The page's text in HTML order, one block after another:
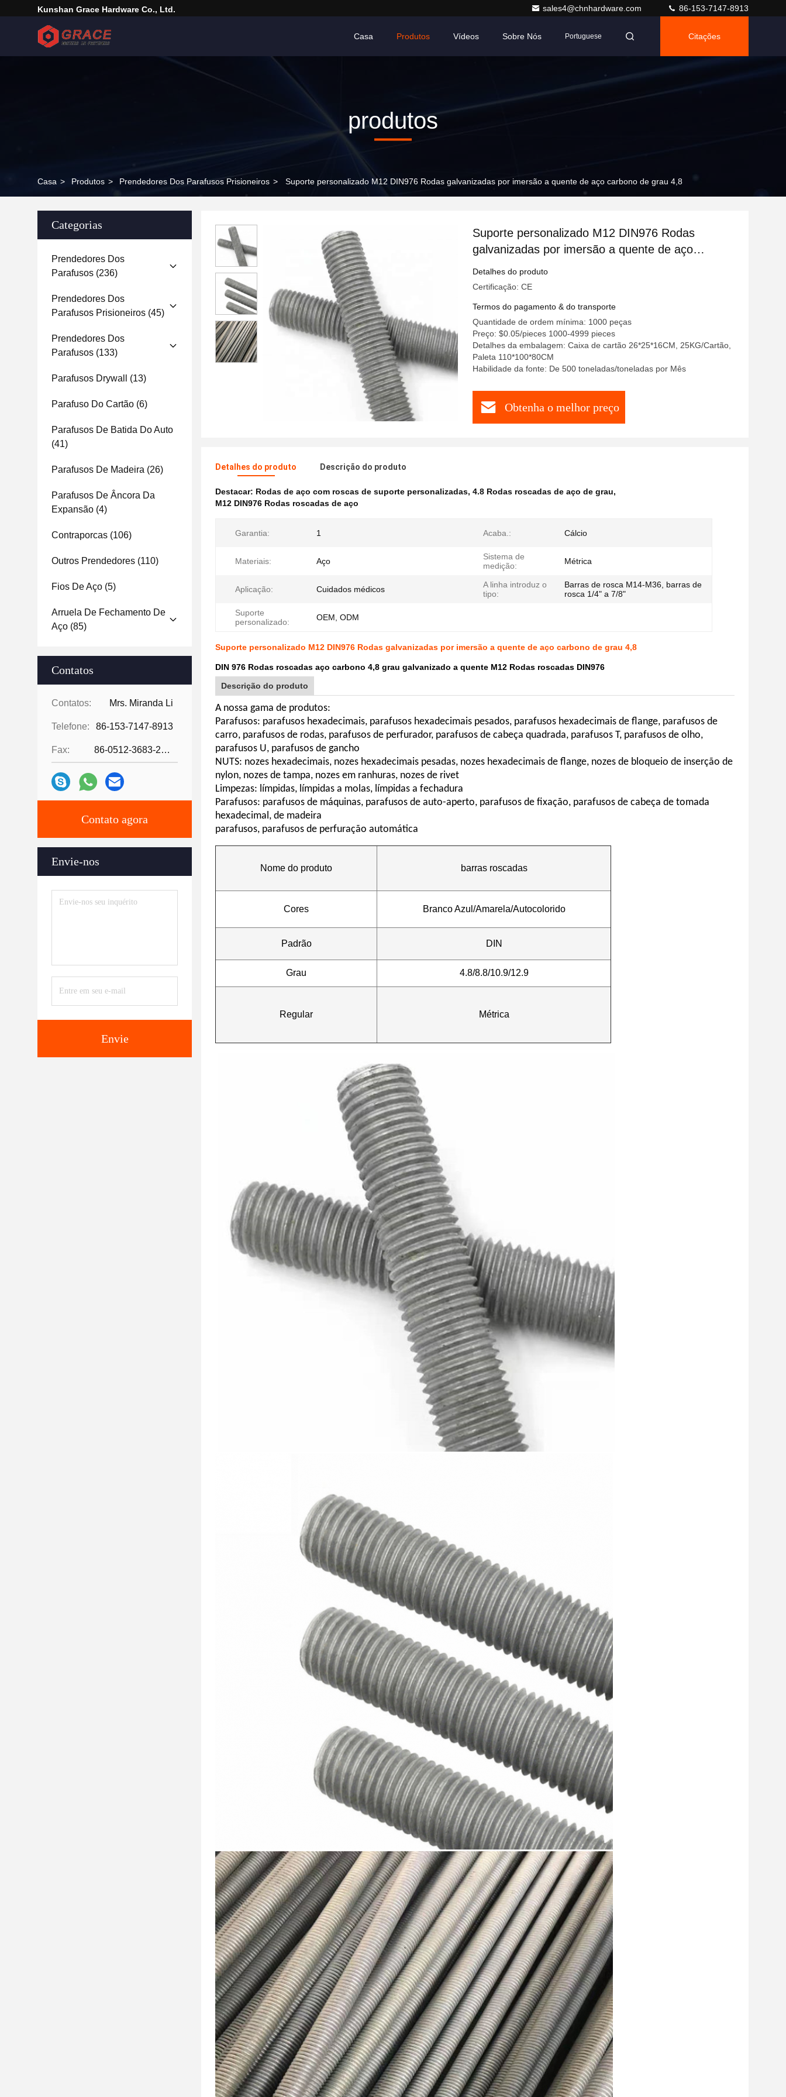
Kunshan Grace Hardware Co., Ltd. sales4@chnhardware.com 86-153-7147-8913
Casa Produtos Vídeos Sobre Nós Portuguese Citações
produtos
Casa > Produtos > Prendedores Dos Parafusos Prisioneiros > Suporte personalizado M12 DIN976 Rodas galvanizadas por imersão a quente de aço carbono de grau 4,8
Categorias
Prendedores Dos
Parafusos (236)
Prendedores Dos
Parafusos Prisioneiros (45)
Prendedores Dos
Parafusos (133)
Parafusos Drywall (13)
Parafuso Do Cartão (6)
Parafusos De Batida Do Auto
(41)
Parafusos De Madeira (26)
Parafusos De Âncora Da
Expansão (4)
Contraporcas (106)
Outros Prendedores (110)
Fios De Aço (5)
Arruela De Fechamento De
Aço (85)
Contatos
Contatos: Mrs. Miranda Li
Telefone: 86-153-7147-8913
Fax: 86-0512-3683-2631
Contato agora
Envie-nos
Envie
Suporte personalizado M12 DIN976 Rodas
galvanizadas por imersão a quente de aço
carbono de grau 4,8
Detalhes do produto
Certificação: CE
Termos do pagamento & do transporte
Quantidade de ordem mínima: 1000 peças
Preço: $0.05/pieces 1000-4999 pieces
Detalhes da embalagem: Caixa de cartão 26*25*16CM, 25KG/Cartão,
Paleta 110*100*80CM
Habilidade da fonte: De 500 toneladas/toneladas por Mês
Obtenha o melhor preço
Detalhes do produto Descrição do produto
Destacar: Rodas de aço com roscas de suporte personalizadas, 4.8 Rodas roscadas de aço de grau,
M12 DIN976 Rodas roscadas de aço
Garantia: 1 Acaba.: Cálcio
Materiais: Aço
Sistema de
medição:
Métrica
Aplicação: Cuidados médicos
A linha introduz o
tipo:
Barras de rosca M14-M36, barras de
rosca 1/4" a 7/8"
Suporte
personalizado:
OEM, ODM
Suporte personalizado M12 DIN976 Rodas galvanizadas por imersão a quente de aço carbono de grau 4,8
DIN 976 Rodas roscadas aço carbono 4,8 grau galvanizado a quente M12 Rodas roscadas DIN976
Descrição do produto
A nossa gama de produtos:
Parafusos: parafusos hexadecimais, parafusos hexadecimais pesados, parafusos hexadecimais de flange, parafusos de
carro, parafusos de rodas, parafusos de perfurador, parafusos de cabeça quadrada, parafusos T, parafusos de olho,
parafusos U, parafusos de gancho
NUTS: nozes hexadecimais, nozes hexadecimais pesadas, nozes hexadecimais de flange, nozes de bloqueio de inserção de
nylon, nozes de tampa, nozes em ranhuras, nozes de rivet
Limpezas: límpidas, límpidas a molas, límpidas a fechadura
Parafusos: parafusos de máquinas, parafusos de auto-aperto, parafusos de fixação, parafusos de cabeça de tomada
hexadecimal, de madeira
parafusos, parafusos de perfuração automática
Nome do produto barras roscadas
Cores Branco Azul/Amarela/Autocolorido
Padrão DIN
Grau 4.8/8.8/10.9/12.9
Regular Métrica